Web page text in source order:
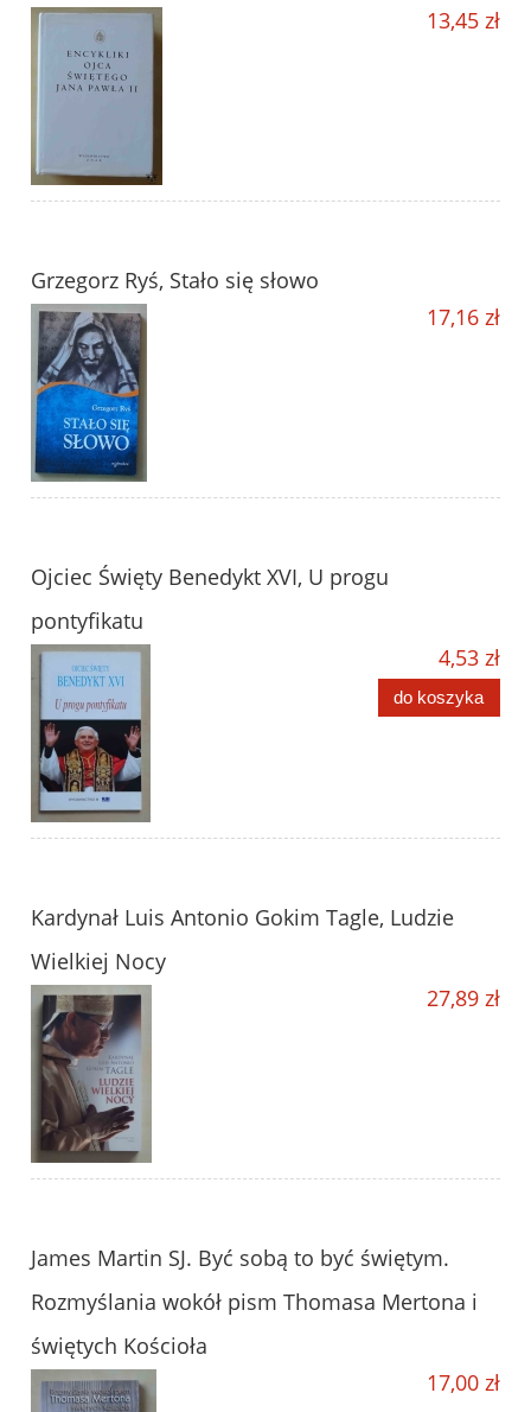
13,45 zł
Grzegorz Ryś, Stało się słowo
17,16 zł
Ojciec Święty Benedykt XVI, U progu
pontyfikatu
4,53 zł
do koszyka
Kardynał Luis Antonio Gokim Tagle, Ludzie
Wielkiej Nocy
27,89 zł
James Martin SJ. Być sobą to być świętym.
Rozmyślania wokół pism Thomasa Mertona i
świętych Kościoła
17,00 zł